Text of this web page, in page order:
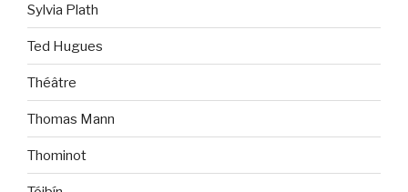
Sylvia Plath
Ted Hugues
Théâtre
Thomas Mann
Thominot